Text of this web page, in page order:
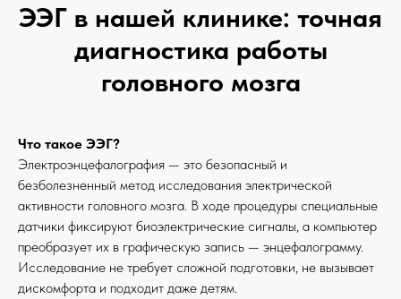
ЭЭГ в нашей клинике: точная
диагностика работы
головного мозга
Что такое ЭЭГ?
Электроэнцефалография — это безопасный и
безболезненный метод исследования электрической
активности головного мозга. В ходе процедуры специальные
датчики фиксируют биоэлектрические сигналы, а компьютер
преобразует их в графическую запись — энцефалограмму.
Исследование не требует сложной подготовки, не вызывает
дискомфорта и подходит даже детям.